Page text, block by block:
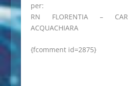
per:
RN FLORENTIA –
ACQUACHIARA
{fcomment id=2875}